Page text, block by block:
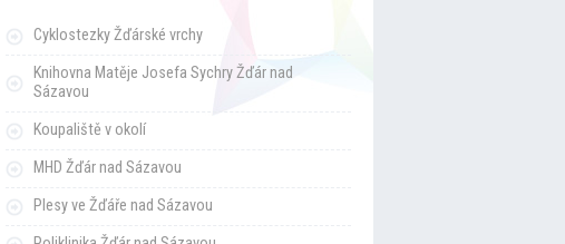
Cyklostezky Žďárské vrchy
Knihovna Matěje Josefa Sychry Žďár nad
Sázavou
Koupaliště v okolí
MHD Žďár nad Sázavou
Plesy ve Žďáře nad Sázavou